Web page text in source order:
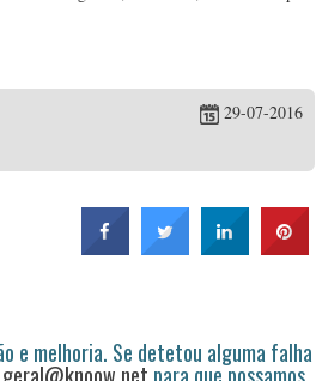
29-07-2016
e melhoria. Se detetou alguma falha